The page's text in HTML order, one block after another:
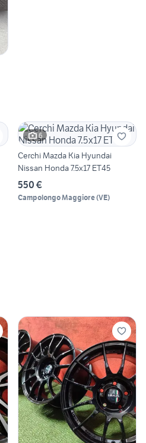
6
Cerchi Mazda Kia Hyundai
Nissan Honda 7.5x17 ET45
550 €
Campolongo Maggiore(VE)